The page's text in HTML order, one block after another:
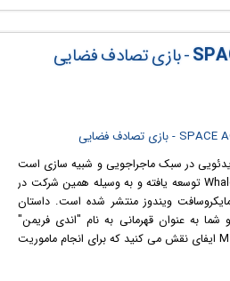
- بازی تصادف فضایی
در سبک ماجراجویی و شبیه سازی است
که توسط شرکت Whale Rock Games توسعه یافته و به وسیله همین شرکت در
عامل مایکروسافت ویندوز منتشر شده است. داستان
جریان دارد و شما به عنوان قهرمانی به نام "اندی فریمن"
مهندس فنی فضاپیمای زئوس-M700 ایفای نقش می کنید که برای انجام ماموریت